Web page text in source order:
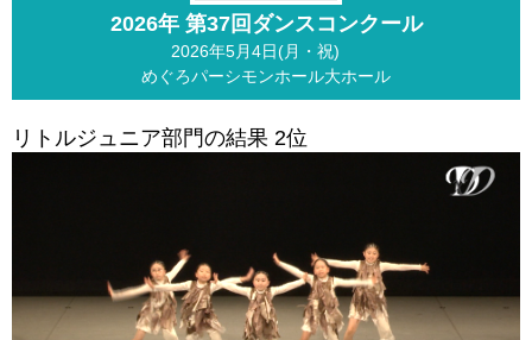
2026年 第37回ダンスコンクール
2026年5月4日(月・祝)
めぐろパーシモンホール大ホール
リトルジュニア部門の結果 2位